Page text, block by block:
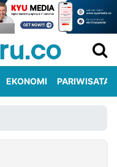
EKONOMI PARIWISATA